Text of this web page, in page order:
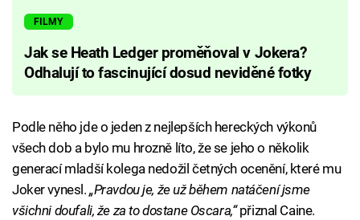
FILMY
Jak se Heath Ledger proměňoval v Jokera?
Odhalují to fascinující dosud neviděné fotky
Podle něho jde o jeden z nejlepších hereckých výkonů
všech dob a bylo mu hrozně líto, že se jeho o několik
generací mladší kolega nedožil četných ocenění, které mu
Joker vynesl.„Pravdou je, že už během natáčení jsme
všichni doufali, že za to dostane Oscara,“přiznal Caine.